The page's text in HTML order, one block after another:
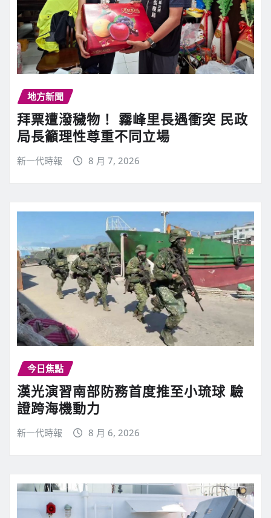
地方新聞
拜票遭潑穢物！ 霧峰里長遇衝突 民政
局長籲理性尊重不同立場
新一代時報 8 月 7, 2026
今日焦點
漢光演習南部防務首度推至小琉球 驗
證跨海機動力
新一代時報 8 月 6, 2026